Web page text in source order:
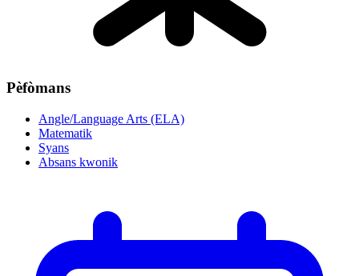
Pèfòmans
Angle/Language Arts (ELA)
Matematik
Syans
Absans kwonik